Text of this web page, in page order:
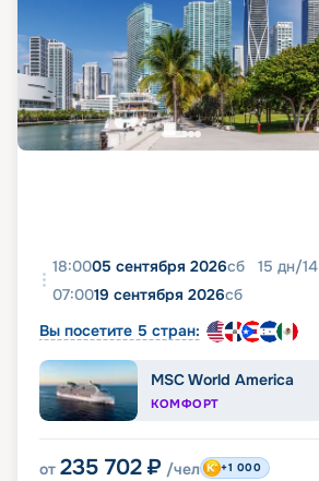
18:0005 сентября 2026сб 15 дн/14
07:0019 сентября 2026сб
Вы посетите 5 стран:
MSC World America
КОМФОРТ
от 235 702 ₽ /чел +1 000